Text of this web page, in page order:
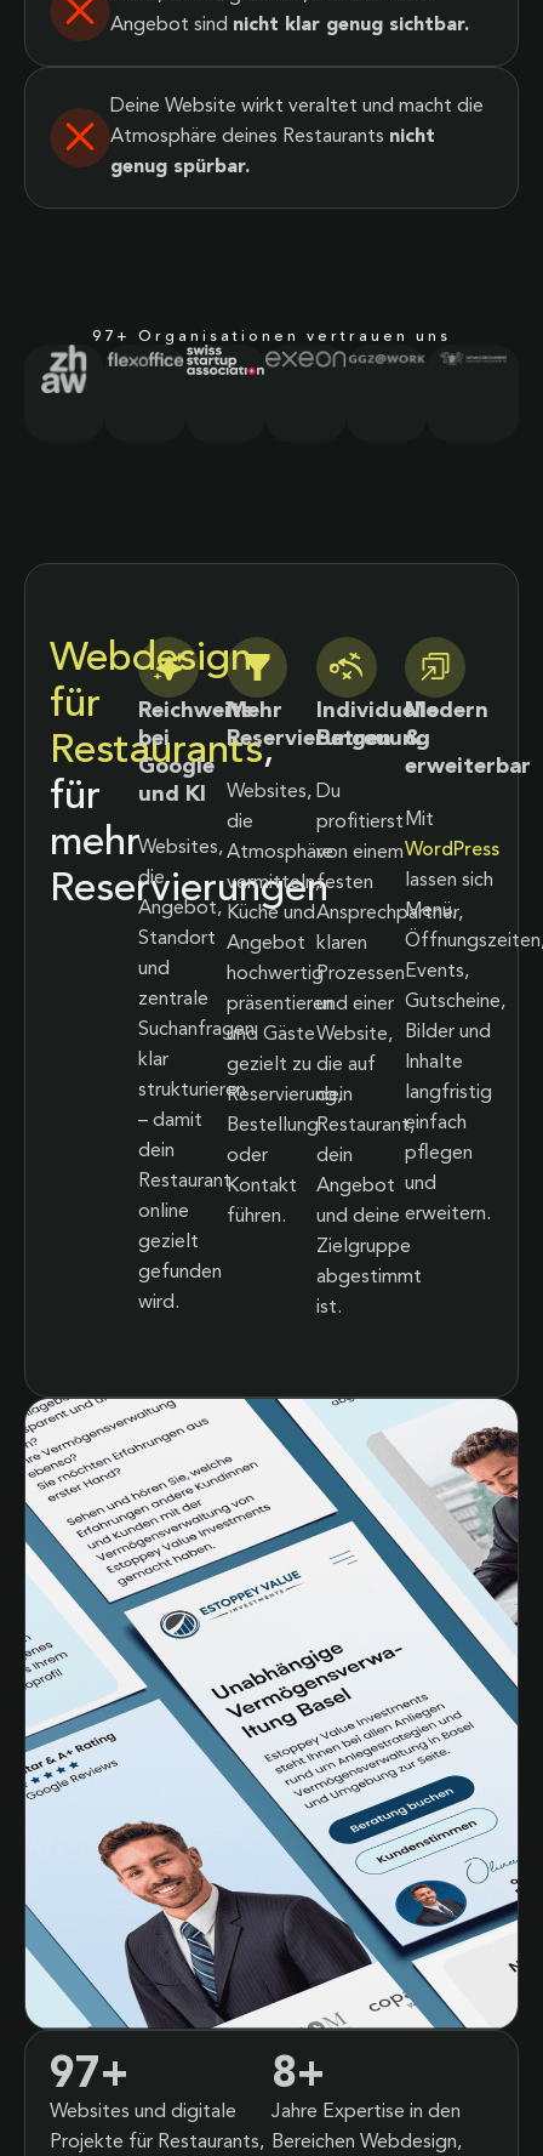
Angebot sind nicht klar genug sichtbar.
Deine Website wirkt veraltet und macht die
Atmosphäre deines Restaurants nicht
genug spürbar.
97+ Organisationen vertrauen uns
Websites und digitale
Projekte für Restaurants,
97+
Jahre Expertise in den
Bereichen Webdesign,
8+
Webdesign
für
Restaurants,
für
mehr
Reservierungen
Reichweite
bei
Google
und KI
Websites,
die
Angebot,
Standort
und
zentrale
Suchanfragen
klar
strukturieren
– damit
dein
Restaurant
online
gezielt
gefunden
wird.
Mehr
Reservierungen
Websites,
die
Atmosphäre
vermitteln,
Küche und
Angebot
hochwertig
präsentieren
und Gäste
gezielt zu
Reservierung,
Bestellung
oder
Kontakt
führen.
Individuelle
Betreuung
Du
profitierst
von einem
festen
Ansprechpartner,
klaren
Prozessen
und einer
Website,
die auf
dein
Restaurant,
dein
Angebot
und deine
Zielgruppe
abgestimmt
ist.
Modern
&
erweiterbar
Mit
WordPress
lassen sich
Menü,
Events,
Gutscheine,
Bilder und
Inhalte
langfristig
einfach
pflegen
und
erweitern.